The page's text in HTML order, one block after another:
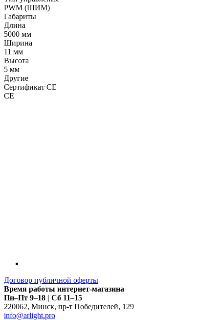
PWM (ШИМ)
Габариты
Длина
5000 мм
Ширина
11 мм
Высота
5 мм
Другие
Сертификат CE
CE
Договор публичной оферты
Время работы интернет-магазина
Пн–Пт 9–18 | Сб 11–15
220062, Минск, пр-т Победителей, 129
info@arlight.pro